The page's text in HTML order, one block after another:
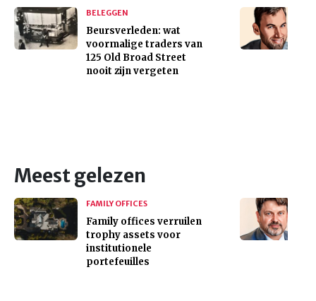
BELEGGEN
Beursverleden: wat
voormalige traders van
125 Old Broad Street
nooit zijn vergeten
Meest gelezen
FAMILY OFFICES
Family offices verruilen
trophy assets voor
institutionele
portefeuilles